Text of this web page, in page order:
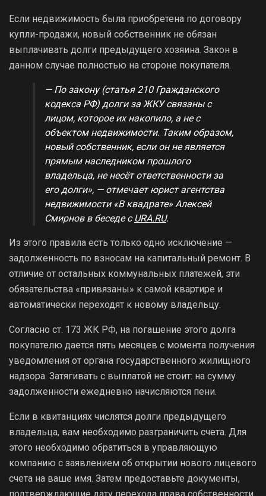
Если недвижимость была приобретена по договору
купли-продажи, новый собственник не обязан
выплачивать долги предыдущего хозяина. Закон в
данном случае полностью на стороне покупателя.
— По закону (статья 210 Гражданского
кодекса РФ) долги за ЖКУ связаны с
лицом, которое их накопило, а не с
объектом недвижимости. Таким образом,
новый собственник, если он не является
прямым наследником прошлого
владельца, не несёт ответственности за
его долги», — отмечает юрист агентства
недвижимости «В квадрате» Алексей
Смирнов в беседе с URA.RU.
Из этого правила есть только одно исключение —
задолженность по взносам на капитальный ремонт. В
отличие от остальных коммунальных платежей, эти
обязательства «привязаны» к самой квартире и
автоматически переходят к новому владельцу.
Согласно ст. 173 ЖК РФ, на погашение этого долга
покупателю дается пять месяцев с момента получения
уведомления от органа государственного жилищного
надзора. Затягивать с выплатой не стоит: на сумму
задолженности ежедневно начисляются пени.
Если в квитанциях числятся долги предыдущего
владельца, вам необходимо разграничить счета. Для
этого необходимо обратиться в управляющую
компанию с заявлением об открытии нового лицевого
счета на ваше имя. Затем предоставьте документы,